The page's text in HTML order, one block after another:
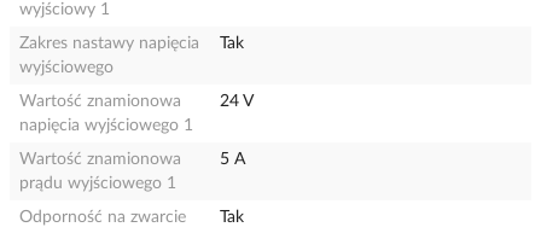
wyjściowy 1
Zakres nastawy napięcia
wyjściowego
Tak
Wartość znamionowa
napięcia wyjściowego 1
24 V
Wartość znamionowa
prądu wyjściowego 1
5 A
Odporność na zwarcie
Tak